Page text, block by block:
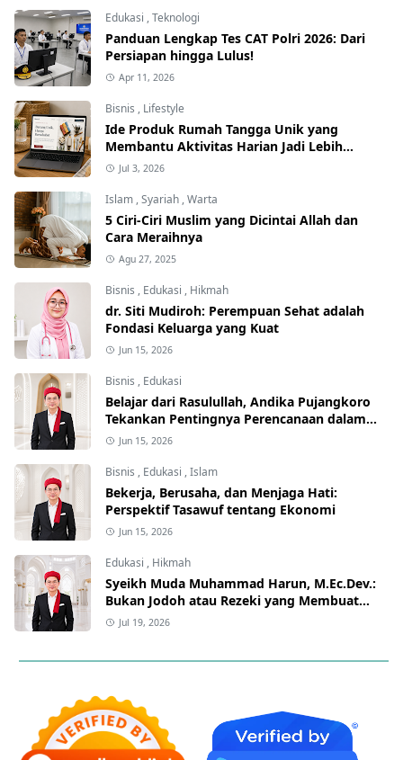
Edukasi ,Teknologi
Panduan Lengkap Tes CAT Polri 2026: Dari
Persiapan hingga Lulus!
Apr 11, 2026
Bisnis , Lifestyle
Ide Produk Rumah Tangga Unik yang
Membantu Aktivitas Harian Jadi Lebih
Praktis
Jul 3, 2026
Islam ,Syariah ,Warta
5 Ciri-Ciri Muslim yang Dicintai Allah dan
Cara Meraihnya
Agu 27, 2025
Bisnis , Edukasi , Hikmah
dr. Siti Mudiroh: Perempuan Sehat adalah
Fondasi Keluarga yang Kuat
Jun 15, 2026
Bisnis , Edukasi
Belajar dari Rasulullah, Andika Pujangkoro
Tekankan Pentingnya Perencanaan dalam
Berwirausaha
Jun 15, 2026
Bisnis , Edukasi ,Islam
Bekerja, Berusaha, dan Menjaga Hati:
Perspektif Tasawuf tentang Ekonomi
Jun 15, 2026
Edukasi , Hikmah
Syeikh Muda Muhammad Harun, M.Ec.Dev.:
Bukan Jodoh atau Rezeki yang Membuat
Manusia Gelisah, tetapi Hati yang Lupa
Jul 19, 2026